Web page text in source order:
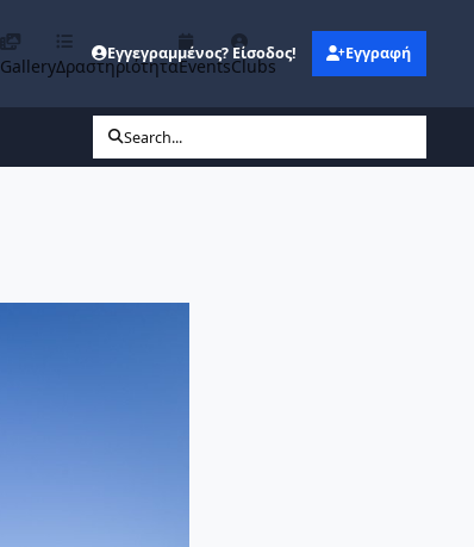
GalleryΔραστηριότηταEventsClubs
Εγγεγραμμένος? Είσοδος! Εγγραφή
Search...